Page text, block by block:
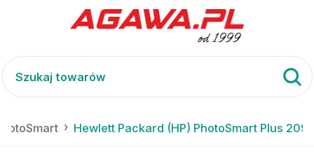
Hewlett Packard (HP) PhotoSmart Plus 209